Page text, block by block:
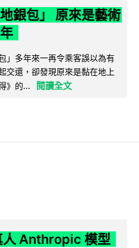
銀包」 原來是藝術
」多年來一再令乘客誤以為有
交還，卻發現原來是黏在地上
》的...
閱讀全文
人 Anthropic 模型